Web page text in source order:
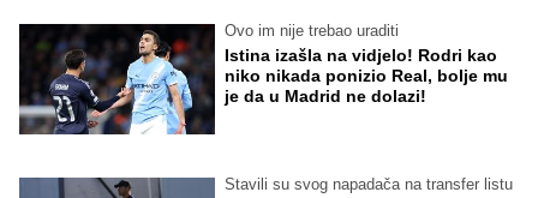
Ovo im nije trebao uraditi
Istina izašla na vidjelo! Rodri kao
niko nikada ponizio Real, bolje mu
je da u Madrid ne dolazi!
Stavili su svog napadača na transfer listu